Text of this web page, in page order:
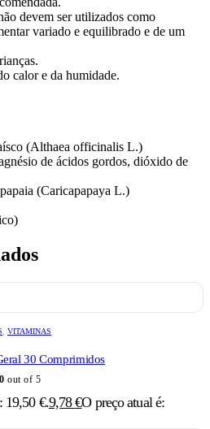
devem ser utilizados como
variado e equilibrado e de um
calor e da humidade.
(Althaea officinalis L.)
de ácidos gordos, dióxido de
(Caricapapaya L.)
, VITAMINAS
30 Comprimidos
0 out of 5
19,50 €.9,78€O preço atual é: